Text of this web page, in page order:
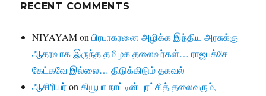
RECENT COMMENTS
NIYAYAMonபிரபாகரனை அழிக்க இந்திய அரசுக்கு
ஆதரவாக இருந்த தமிழக தலைவர்கள்… ராஜபக்சே
கேட்கவே இல்லை… திடுக்கிடும் தகவல்
ஆசிரியர்onகியூபா நாட்டின் புரட்சித் தலைவரும்,